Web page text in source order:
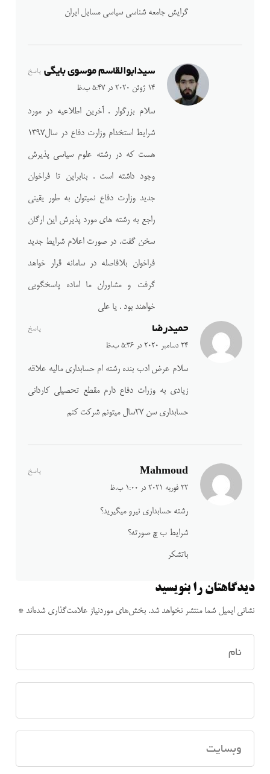
گرایش جامعه شناسی سیاسی مسایل ایران
سیدابوالقاسم موسوی بایگی
14 ژوئن 2020 در 5:47 ب.ظ
پاسخ
سلام بزرگوار . آخرین اطلاعیه در مورد
شرایط استخدام وزارت دفاع در سال۱۳۹۷
هست که در رشته علوم سیاسی پذیرش
وجود داشته است . بنابراین تا فراخوان
جدید وزارت دفاع نمیتوان به طور یقینی
راجع به رشته های مورد پذیرش این ارگان
سخن گفت. در صورت اعلام شرایط جدید
فراخوان بلافاصله در سامانه قرار خواهد
گرفت و مشاوران ما اماده پاسخگویی
خواهند بود . یا علی
حمیدرضا
24 دسامبر 2020 در 5:36 ب.ظ
پاسخ
سلام عرض ادب بنده رشته ام حسابداری مالیه علاقه
زیادی به وزرات دفاع دارم مقطع تحصیلی کاردانی
حسابداری سن ۲۷سال میتونم شرکت کنم
Mahmoud
22 فوریه 2021 در 1:00 ب.ظ
پاسخ
رشته حسابداری نیرو میگیرید؟
شرایط ب چ صورته؟
باتشکر
دیدگاهتان را بنویسید
نشانی ایمیل شما منتشر نخواهد شد. بخش‌های موردنیاز علامت‌گذاری شده‌اند*